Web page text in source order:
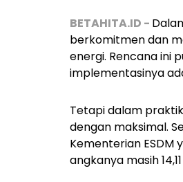
BETAHITA.ID -
berkomitmen dan
energi. Rencana ini
implementasinya
Tetapi dalam
dengan maksimal.
Kementerian ESDM
angkanya masih